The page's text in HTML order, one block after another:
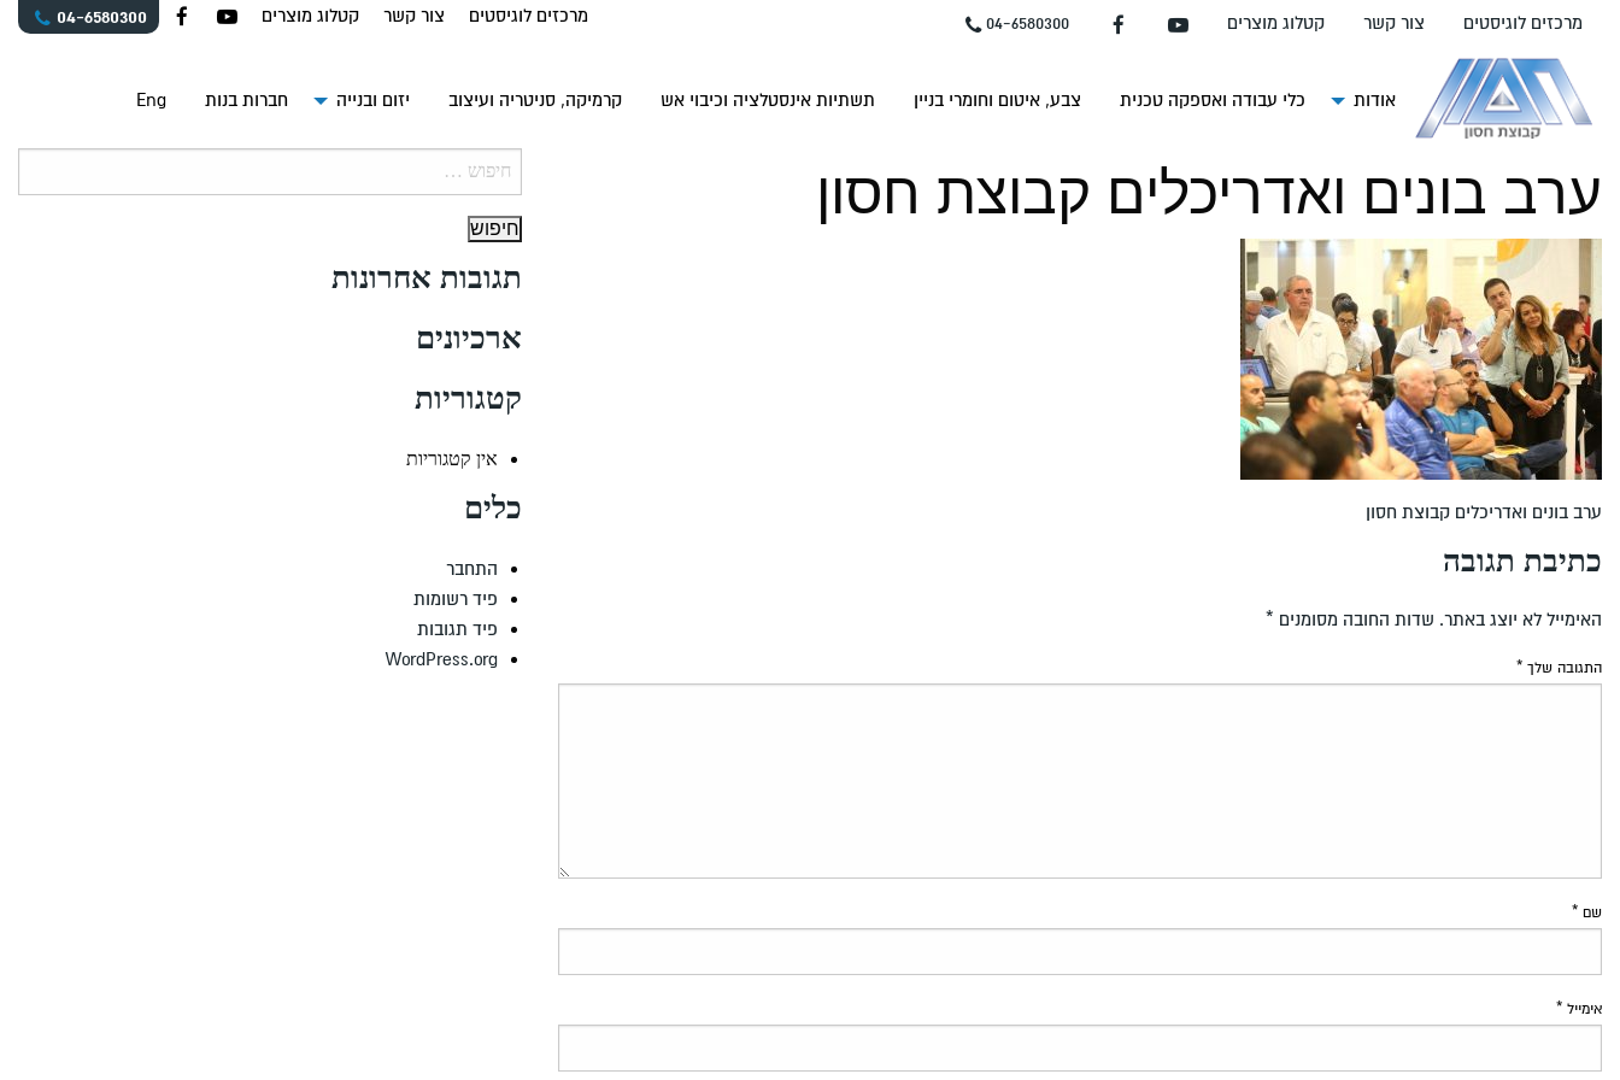
העמוד
מרכזים לוגיסטים צור קשר קטלוג מוצרים 04-6580300 מרכזים לוגיסטים צור קשר קטלוג מוצרים 04-6580300
אודות כלי עבודה ואספקה טכנית צבע, איטום וחומרי בניין תשתיות אינסטלציה וכיבוי אש קרמיקה, סניטריה ועיצוב יזום ובנייה חברות בנות Eng
ערב בונים ואדריכלים קבוצת חסון
ערב בונים ואדריכלים קבוצת חסון
כתיבת תגובה
האימייל לא יוצג באתר. שדות החובה מסומנים *
התגובה שלך *
שם *
אימייל *
תגובות אחרונות
ארכיונים
קטגוריות
אין קטגוריות
כלים
התחבר
פיד רשומות
פיד תגובות
WordPress.org